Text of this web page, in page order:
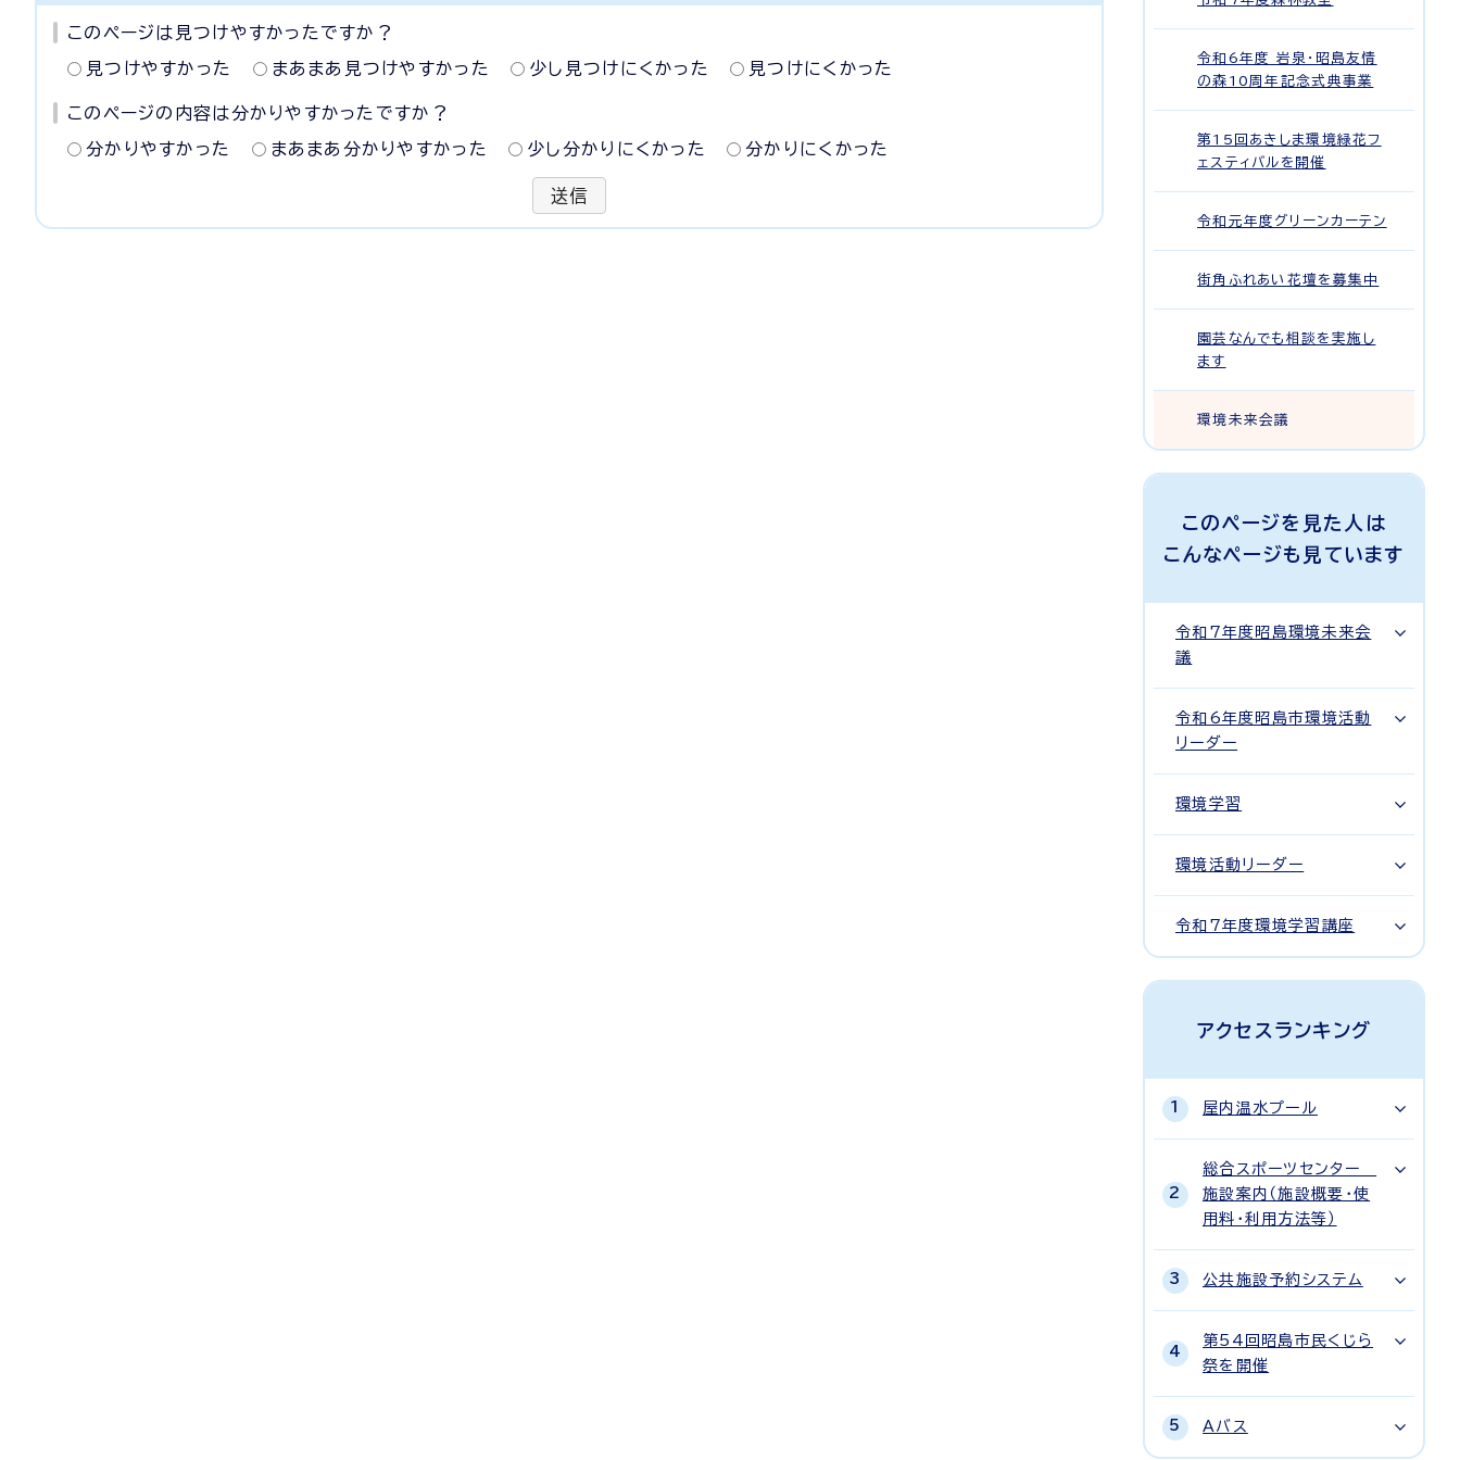
このページは見つけやすかったですか？
見つけやすかった まあまあ見つけやすかった 少し見つけにくかった 見つけにくかった
このページの内容は分かりやすかったですか？
分かりやすかった まあまあ分かりやすかった 少し分かりにくかった 分かりにくかった
送信
令和6年度 岩泉・昭島友情
の森10周年記念式典事業
第15回あきしま環境緑花フ
ェスティバルを開催
令和元年度グリーンカーテン
街角ふれあい花壇を募集中
園芸なんでも相談を実施し
ます
環境未来会議
このページを見た人は
こんなページも見ています
令和7年度昭島環境未来会
議
令和6年度昭島市環境活動
リーダー
環境学習
環境活動リーダー
令和7年度環境学習講座
アクセスランキング
屋内温水プール
総合スポーツセンター
施設案内（施設概要・使
用料・利用方法等）
公共施設予約システム
第54回昭島市民くじら
祭を開催
Aバス